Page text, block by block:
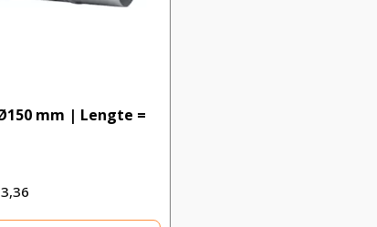
mm | Lengte =